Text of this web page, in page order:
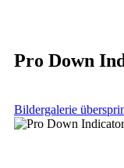
Pro Down
Bildergalerie